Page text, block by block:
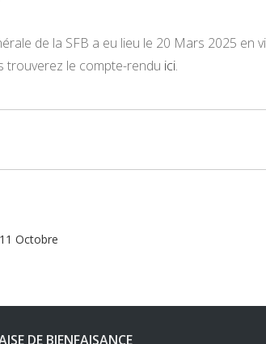
de la SFB a eu lieu le 20 Mars 2025 en
trouverez le compte-rendu ici.
Octobre
DE BIENFAISANCE